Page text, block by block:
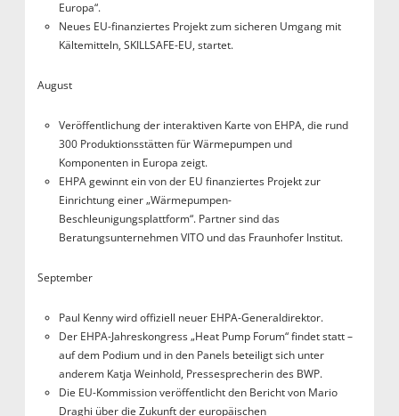
Europa“.
Neues EU-finanziertes Projekt zum sicheren Umgang mit
Kältemitteln, SKILLSAFE-EU, startet.
August
Veröffentlichung der interaktiven Karte von EHPA, die rund
300 Produktionsstätten für Wärmepumpen und
Komponenten in Europa zeigt.
EHPA gewinnt ein von der EU finanziertes Projekt zur
Einrichtung einer „Wärmepumpen-
Beschleunigungsplattform“. Partner sind das
Beratungsunternehmen VITO und das Fraunhofer Institut.
September
Paul Kenny wird offiziell neuer EHPA-Generaldirektor.
Der EHPA-Jahreskongress „Heat Pump Forum“ findet statt –
auf dem Podium und in den Panels beteiligt sich unter
anderem Katja Weinhold, Pressesprecherin des BWP.
Die EU-Kommission veröffentlicht den Bericht von Mario
Draghi über die Zukunft der europäischen